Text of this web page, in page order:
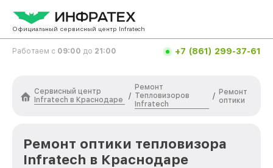
Официальный сервисный центр Infratech
Работаем с 09:00 до 21:00 +7 (861) 299-37-61
Сервисный центр
Infratech в Краснодаре
/
Ремонт
Тепловизоров
Infratech
/ Ремонт
оптики
Ремонт оптики тепловизора
Infratech в Краснодаре